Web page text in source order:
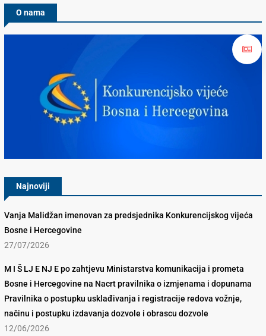
O nama
Najnoviji
Vanja Malidžan imenovan za predsjednika Konkurencijskog vijeća
Bosne i Hercegovine
27/07/2026
M I Š LJ E NJ E po zahtjevu Ministarstva komunikacija i prometa
Bosne i Hercegovine na Nacrt pravilnika o izmjenama i dopunama
Pravilnika o postupku usklađivanja i registracije redova vožnje,
načinu i postupku izdavanja dozvole i obrascu dozvole
12/06/2026